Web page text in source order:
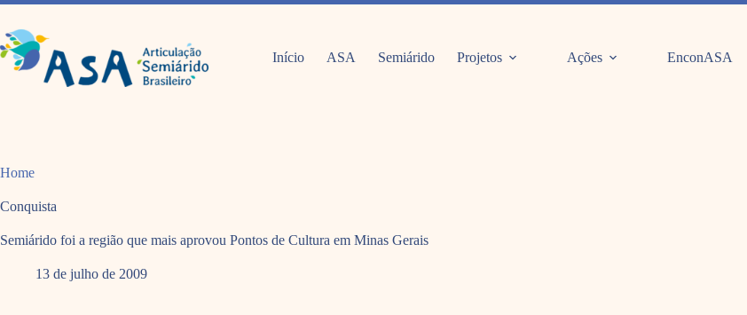
Pular
o
conteúdo
Início ASA Semiárido Projetos Ações EnconASA
Home
Conquista
Semiárido foi a região que mais aprovou Pontos de Cultura em Minas Gerais
13 de julho de 2009